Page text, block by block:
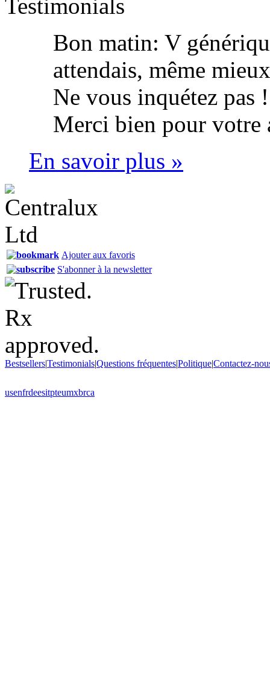
Testimonials
Bon matin: V
attendais, même
Ne vous inquétez pas !
Merci bien pour votre
En savoir plus »
Ajouter aux favoris
S'abonner à la newsletter
Bestsellers|Testimonials|Questions fréquentes|Politique|Contactez-
usenfrdeesitpteumxbrca